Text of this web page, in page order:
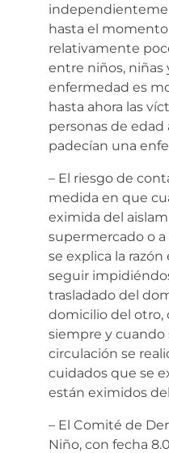
hasta el
relativamente
entre niños, niñas
enfermedad es
hasta ahora las
personas de edad
padecían una
– El riesgo de
medida en que
eximida del
supermercado o a
se explica la
seguir
trasladado del
domicilio del otro,
siempre y cuando
circulación se
cuidados que se
están eximidos
– El Comité de
Niño, con fecha